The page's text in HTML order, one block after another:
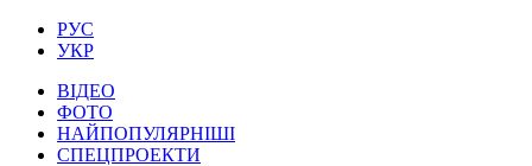
РУС
УКР
ВІДЕО
ФОТО
НАЙПОПУЛЯРНІШІ
СПЕЦПРОЕКТИ